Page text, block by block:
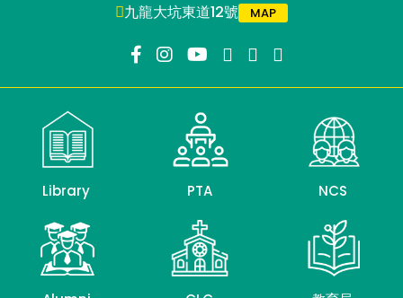
九龍大坑東道12號
MAP
Library PTA NCS